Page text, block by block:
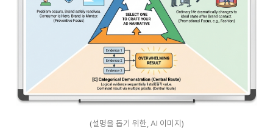
(설명을 돕기 위한, AI 이미지)